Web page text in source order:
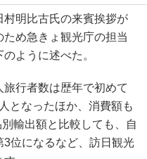
明比古氏の来賓挨拶が
め急きょ観光庁の担当
ように述べた。
行者数は歴年で初めて
となったほか、消費額も
輸出額と比較しても、自
位になるなど、訪日観光